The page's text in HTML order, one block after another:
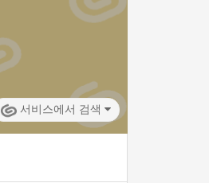
서비스에서 검색